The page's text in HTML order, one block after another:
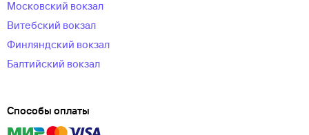
Московский вокзал
Витебский вокзал
Финляндский вокзал
Балтийский вокзал
Способы оплаты